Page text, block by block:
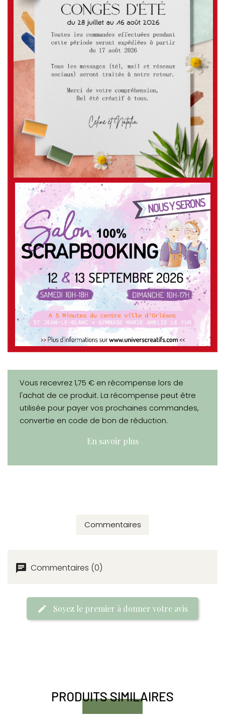
Vous recevrez 1,75 € en récompense lors de
l'achat de ce produit. La récompense peut être
utilisée pour payer vos prochaines commandes,
convertie en code de bon de réduction.
En savoir plus
Commentaires
Commentaires (0)
Soyez le premier à donner votre avis
PRODUITS SIMILAIRES